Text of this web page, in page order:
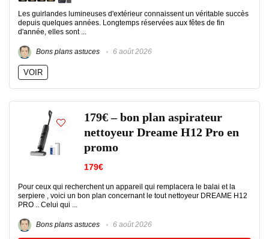
Les guirlandes lumineuses d'extérieur connaissent un véritable succès
depuis quelques années. Longtemps réservées aux fêtes de fin
d'année, elles sont ...
Bons plans astuces 6 août 2026
VOIR
179€ – bon plan aspirateur
nettoyeur Dreame H12 Pro en
promo
179€
Pour ceux qui recherchent un appareil qui remplacera le balai et la
serpiere , voici un bon plan concernant le tout nettoyeur DREAME H12
PRO .. Celui qui ...
Bons plans astuces 6 août 2026